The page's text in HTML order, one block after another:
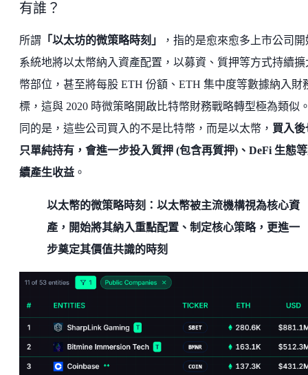
有誰？
所謂 「以太坊的微策略時刻」
，指的是愈來愈多上市公司開
系統地將以太幣納入資產配置，以募資、質押等方式持續擴
幣部位，甚至將每股 ETH 份額、ETH 集中度等數據納入財
標，這與 2020 時微策略開啟比特幣財務戰略轉型極為類似
同的是，這些公司買入的不是比特幣，而是以太幣， 買入後
只單純持有，會進一步投入質押 (包含再質押)、DeFi 生態
續產生收益 。
以太幣的微策略時刻：以太幣被主流機構視為核心資
產，開始將其納入重點配置、制定核心策略，更進一
步奠定其價值共識的時刻